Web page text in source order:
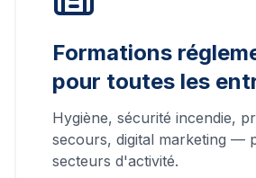
Formations
pour toutes les
Hygiène, sécurité incendie,
secours, digital marketing —
secteurs d'activité.